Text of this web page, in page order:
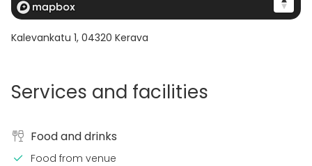
Kalevankatu 1, 04320 Kerava
Services and facilities
Food and drinks
Food from venue